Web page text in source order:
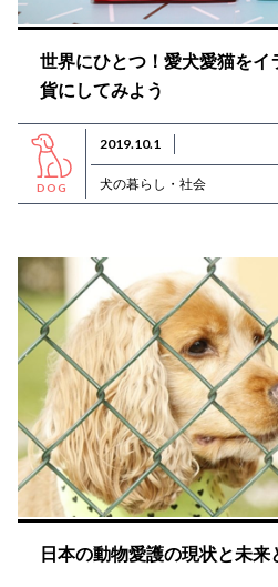
世界にひとつ！愛犬愛猫をイ
貨にしてみよう
DOG
2019.10.1
犬の暮らし・社会
日本の動物愛護の現状と未来